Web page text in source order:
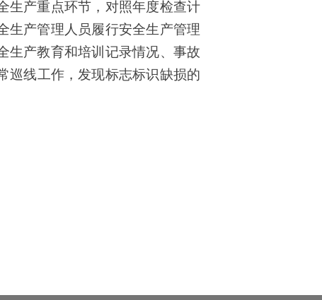
生产重点环节，对照年度检查计
生产管理人员履行安全生产管理
生产教育和培训记录情况、事故
巡线工作，发现标志标识缺损的